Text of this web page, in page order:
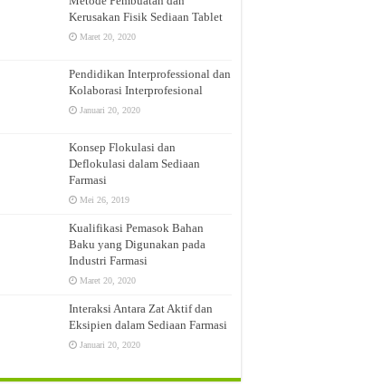
Farmasi (PBF) di Jakarta Pusat
Kerusakan Fisik Sediaan Tablet
Maret 20, 2020
Pendidikan Interprofessional dan
Kolaborasi Interprofesional
Januari 20, 2020
Konsep Flokulasi dan
Deflokulasi dalam Sediaan
Farmasi
Mei 26, 2019
Kualifikasi Pemasok Bahan
Baku yang Digunakan pada
Industri Farmasi
Maret 20, 2020
Interaksi Antara Zat Aktif dan
Eksipien dalam Sediaan Farmasi
Januari 20, 2020